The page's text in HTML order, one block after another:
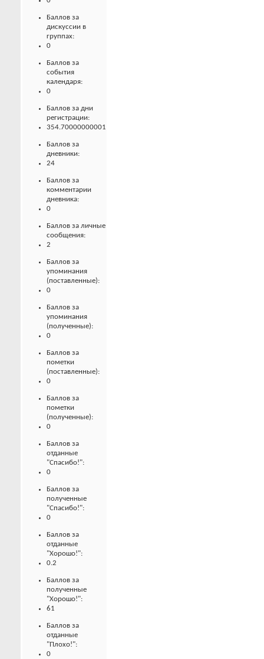
Баллов за
дискуссии в
группах:
0
Баллов за
события
календаря:
0
Баллов за дни
регистрации:
354.70000000001
Баллов за
дневники:
24
Баллов за
комментарии
дневника:
0
Баллов за личные
сообщения:
2
Баллов за
упоминания
(поставленные):
0
Баллов за
упоминания
(полученные):
0
Баллов за
пометки
(поставленные):
0
Баллов за
пометки
(полученные):
0
Баллов за
отданные
"Спасибо!":
0
Баллов за
полученные
"Спасибо!":
0
Баллов за
отданные
"Хорошо!":
0.2
Баллов за
полученные
"Хорошо!":
61
Баллов за
отданные
"Плохо!":
0